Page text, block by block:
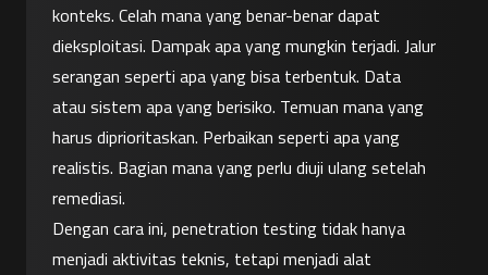
konteks. Celah mana yang benar-benar dapat
dieksploitasi. Dampak apa yang mungkin terjadi. Jalur
serangan seperti apa yang bisa terbentuk. Data
atau sistem apa yang berisiko. Temuan mana yang
harus diprioritaskan. Perbaikan seperti apa yang
realistis. Bagian mana yang perlu diuji ulang setelah
remediasi.
Dengan cara ini, penetration testing tidak hanya
menjadi aktivitas teknis, tetapi menjadi alat